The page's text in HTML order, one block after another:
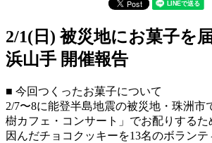
2/1(日) 被災地にお菓子を
浜山手 開催報告
■ 今回つくったお菓子について
2/7〜8に能登半島地震の被災地・珠洲市
樹カフェ・コンサート」でお配りするた
因んだチョコクッキーを13名のボラン